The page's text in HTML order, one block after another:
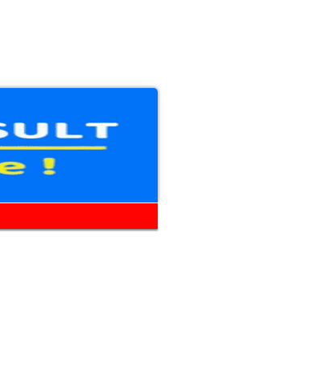
WhatsApp TelegramYouTube Facebook